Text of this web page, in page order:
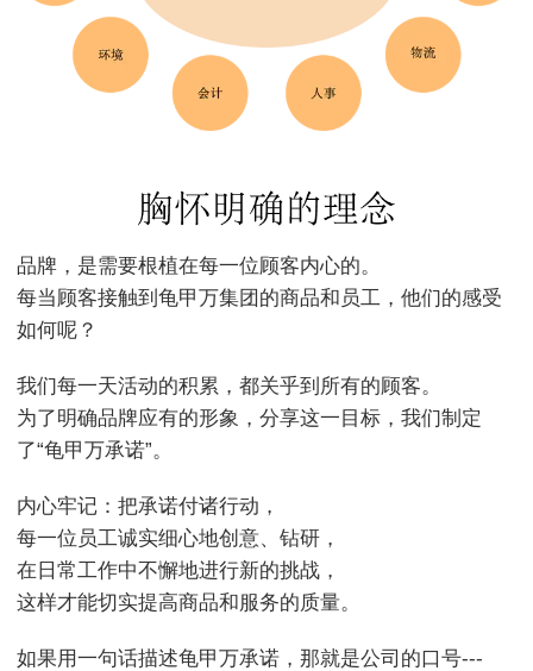
品牌，是需要根植在每一位顾客内心的。
每当顾客接触到龟甲万集团的商品和员工，他们的感受
如何呢？
我们每一天活动的积累，都关乎到所有的顾客。
为了明确品牌应有的形象，分享这一目标，我们制定
了“龟甲万承诺”。
内心牢记：把承诺付诸行动，
每一位员工诚实细心地创意、钻研，
在日常工作中不懈地进行新的挑战，
这样才能切实提高商品和服务的质量。
如果用一句话描述龟甲万承诺，那就是公司的口号---